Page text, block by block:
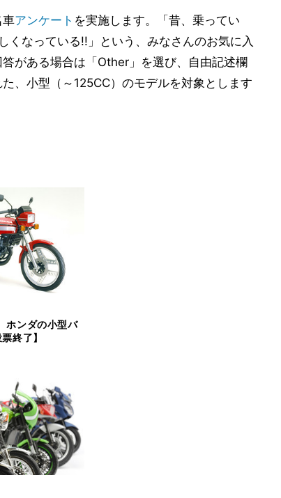
車アンケート を実施します。「昔、乗ってい
くなっている!!」という、みなさんのお気に入
がある場合は「Other」を選び、自由記述欄
、小型（～125CC）のモデルを対象とします
ホンダの小型バ
終了】